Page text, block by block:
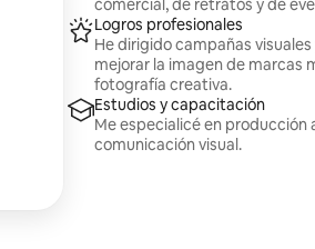
comercial, de retratos y de
Logros profesionales
He dirigido campañas visuales
mejorar la imagen de marcas
fotografía creativa.
Estudios y capacitación
Me especialicé en producción
comunicación visual.